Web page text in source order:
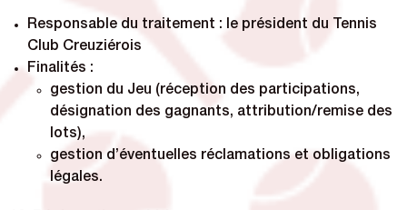
Responsable du traitement : le président du Tennis
Club Creuziérois
Finalités :
gestion du Jeu (réception des participations,
désignation des gagnants, attribution/remise des
lots),
gestion d’éventuelles réclamations et obligations
légales.